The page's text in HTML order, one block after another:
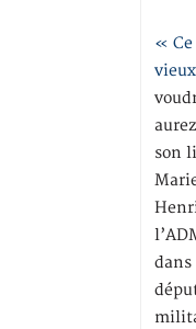
« Ce
vieux
son
dans